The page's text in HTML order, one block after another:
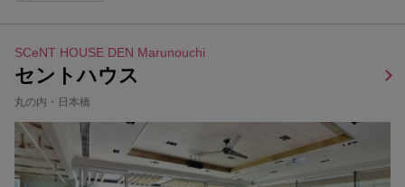
SCeNT HOUSE DEN Marunouchi
セントハウス
丸の内・日本橋